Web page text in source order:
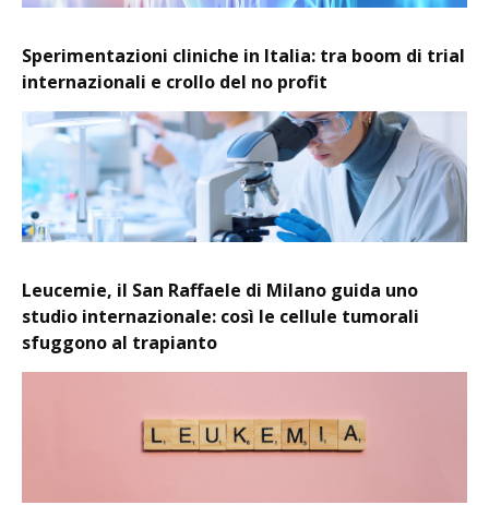
Sperimentazioni cliniche in Italia: tra boom di trial
internazionali e crollo del no profit
Leucemie, il San Raffaele di Milano guida uno
studio internazionale: così le cellule tumorali
sfuggono al trapianto